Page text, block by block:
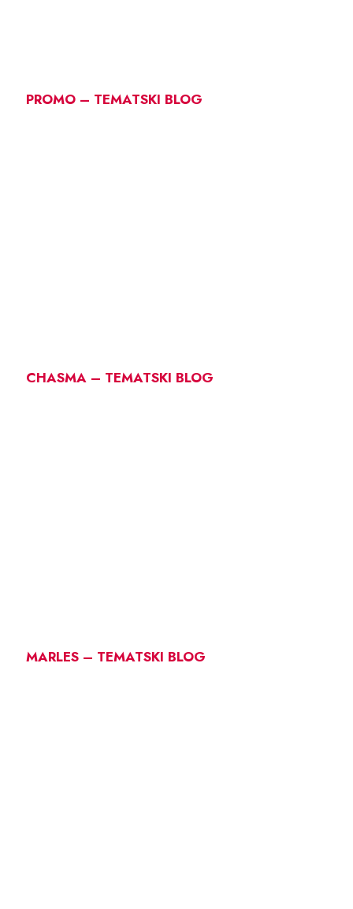
PROMO – TEMATSKI BLOG
CHASMA – TEMATSKI BLOG
MARLES – TEMATSKI BLOG